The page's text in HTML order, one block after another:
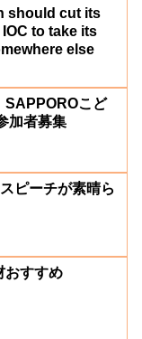
should cut its
to take its
else
SAPPOROこど
加者募集
ピーチが素晴ら
おすすめ